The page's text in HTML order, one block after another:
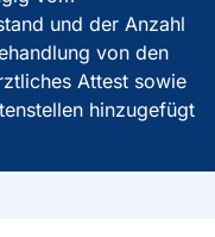
und der Anzahl
von den
Attest sowie
hinzugefügt